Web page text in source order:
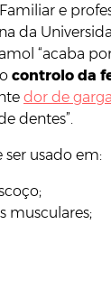
e
da
“acaba
controlo da
dor de
dentes”.
usado em:
musculares;